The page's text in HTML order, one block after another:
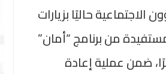
الاجتماعية حاليًا بزيارات
من برنامج “أمان”
ضمن عملية إعادة